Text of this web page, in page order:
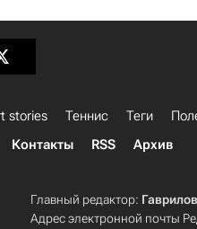
stories Теннис Теги
Контакты RSS Архив
Главный редактор:
Адрес электронной почты